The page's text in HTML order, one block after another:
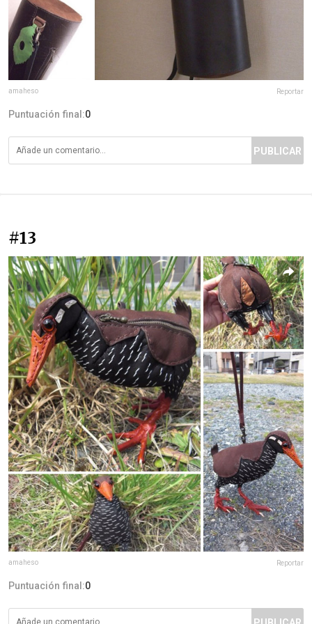
amaheso Reportar
Puntuación final:0
PUBLICAR
#13
amaheso Reportar
Puntuación final:0